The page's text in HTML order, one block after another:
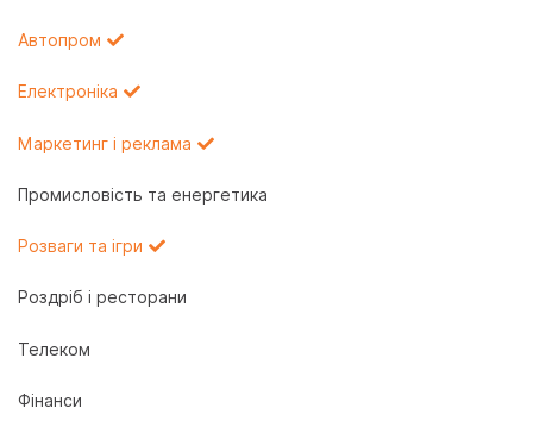
Автопром
Електроніка
Маркетинг і реклама
Промисловість та енергетика
Розваги та ігри
Роздріб і ресторани
Телеком
Фінанси